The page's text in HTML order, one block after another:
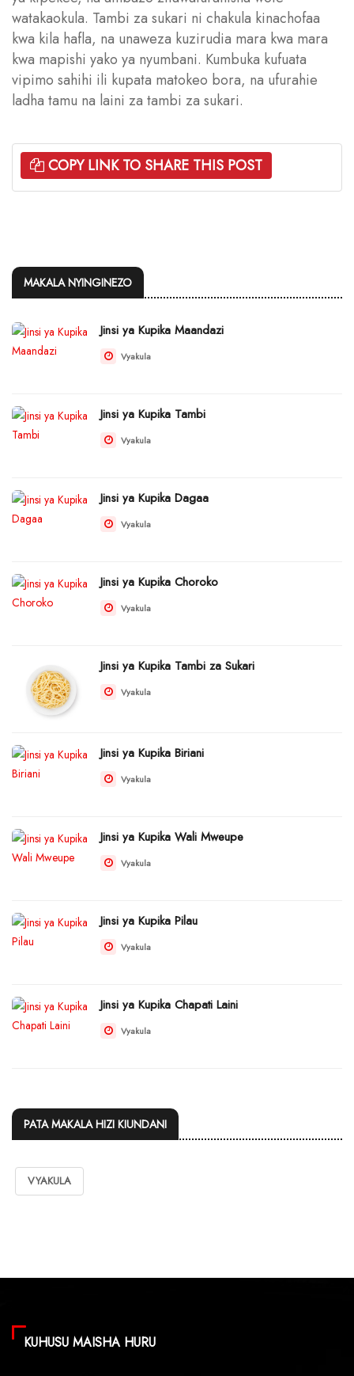
watakaokula. Tambi za sukari ni chakula kinachofaa
kwa kila hafla, na unaweza kuzirudia mara kwa mara
kwa mapishi yako ya nyumbani. Kumbuka kufuata
vipimo sahihi ili kupata matokeo bora, na ufurahie
ladha tamu na laini za tambi za sukari.
COPY LINK TO SHARE THIS POST
MAKALA NYINGINEZO
Jinsi ya Kupika Maandazi
Vyakula
Jinsi ya Kupika Tambi
Vyakula
Jinsi ya Kupika Dagaa
Vyakula
Jinsi ya Kupika Choroko
Vyakula
Jinsi ya Kupika Tambi za Sukari
Vyakula
Jinsi ya Kupika Biriani
Vyakula
Jinsi ya Kupika Wali Mweupe
Vyakula
Jinsi ya Kupika Pilau
Vyakula
Jinsi ya Kupika Chapati Laini
Vyakula
PATA MAKALA HIZI KIUNDANI
VYAKULA
KUHUSU MAISHA HURU